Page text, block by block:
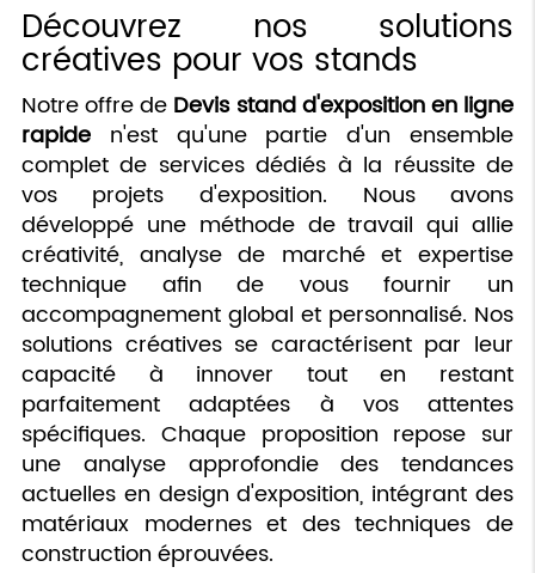
Découvrez nos solutions
créatives pour vos stands
Notre offre de Devis stand d'exposition en ligne
rapiden'est qu'une partie d'un ensemble
complet de services dédiés à la réussite de
vos projets d'exposition. Nous avons
développé une méthode de travail qui allie
créativité, analyse de marché et expertise
technique afin de vous fournir un
accompagnement global et personnalisé. Nos
solutions créatives se caractérisent par leur
capacité à innover tout en restant
parfaitement adaptées à vos attentes
spécifiques. Chaque proposition repose sur
une analyse approfondie des tendances
actuelles en design d'exposition, intégrant des
matériaux modernes et des techniques de
construction éprouvées.